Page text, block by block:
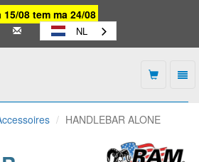
15/08 tem ma 24/08
NL
HANDLEBAR ALONE